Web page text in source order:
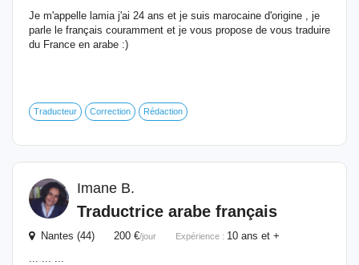
Je m'appelle lamia j'ai 24 ans et je suis marocaine d'origine , je
parle le français couramment et je vous propose de vous traduire
du France en arabe :)
Traducteur Correction Rédaction
Imane B.
Traductrice arabe français
Nantes (44) 200 €/jour Expérience : 10 ans et +
... ... ...